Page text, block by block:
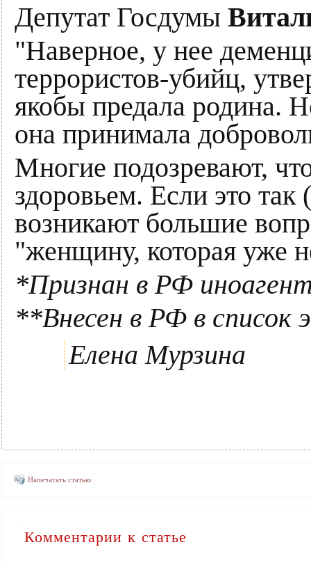
Депутат Госдумы
"Наверное, у нее
террористов-убийц,
якобы предала родина.
она принимала
Многие подозревают,
здоровьем. Если это так
возникают большие
"женщину, которая уже
*Признан в РФ
**Внесен в РФ в список
Елена Мурзина
Напечатать статью
Комментарии к статье